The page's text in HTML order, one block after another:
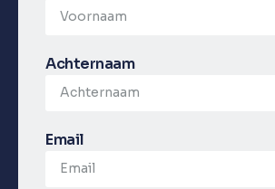
Achternaam
Email